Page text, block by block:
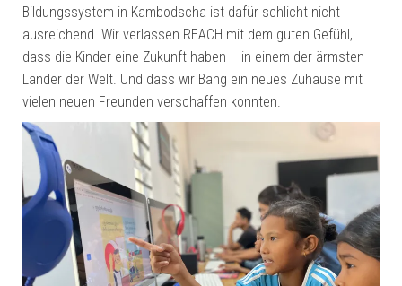
Bildungssystem in Kambodscha ist dafür schlicht nicht
ausreichend. Wir verlassen REACH mit dem guten Gefühl,
dass die Kinder eine Zukunft haben – in einem der ärmsten
Länder der Welt. Und dass wir Bang ein neues Zuhause mit
vielen neuen Freunden verschaffen konnten.